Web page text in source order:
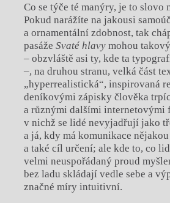
Co se týče té manýry, je to slovo
Pokud narážíte na jakousi
a ornamentální zdobnost, tak
pasáže Svaté hlavymohou
– obzvláště asi ty, kde ta
–, na druhou stranu, velká část
„hyperrealistická“, inspirovaná
deníkovými zápisky člověka
a různými dalšími internetovými
v nichž se lidé nevyjadřují jako
a já, kdy má komunikace
a také cíl určení; ale kde to, co
velmi neuspořádaný proud
bez ladu skládají vedle sebe a
značné míry intuitivní.